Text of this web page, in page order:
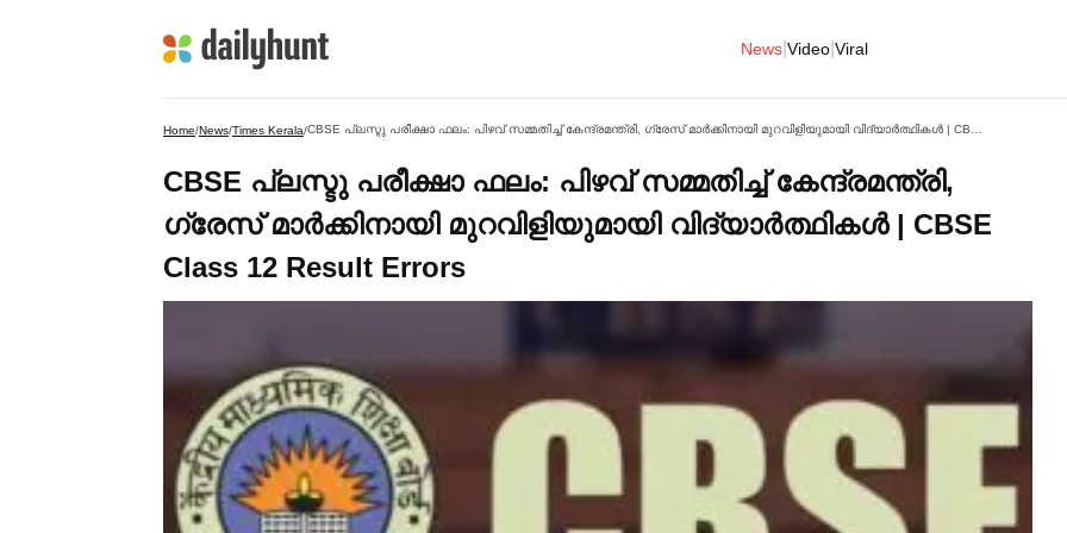
News Video Viral
Home/News/Times Kerala/
CBSE പ്ലസ്ടു പരീക്ഷാ ഫലം: പിഴവ് സമ്മതിച്ച്‌ കേന്ദ്രമന്ത്രി,
ഗ്രേസ് മാര്‍ക്കിനായി മുറവിളിയുമായി വിദ്യാര്‍ത്ഥികള്‍ | CBSE
Class 12 Result Errors